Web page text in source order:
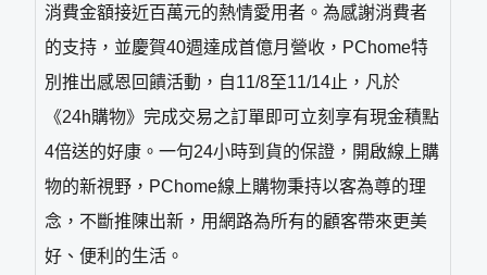
消費金額接近百萬元的熱情愛用者。為感謝消費者
的支持，並慶賀40週達成首億月營收，PChome特
別推出感恩回饋活動，自11/8至11/14止，凡於
《24h購物》完成交易之訂單即可立刻享有現金積點
4倍送的好康。一句24小時到貨的保證，開啟線上購
物的新視野，PChome線上購物秉持以客為尊的理
念，不斷推陳出新，用網路為所有的顧客帶來更美
好、便利的生活。